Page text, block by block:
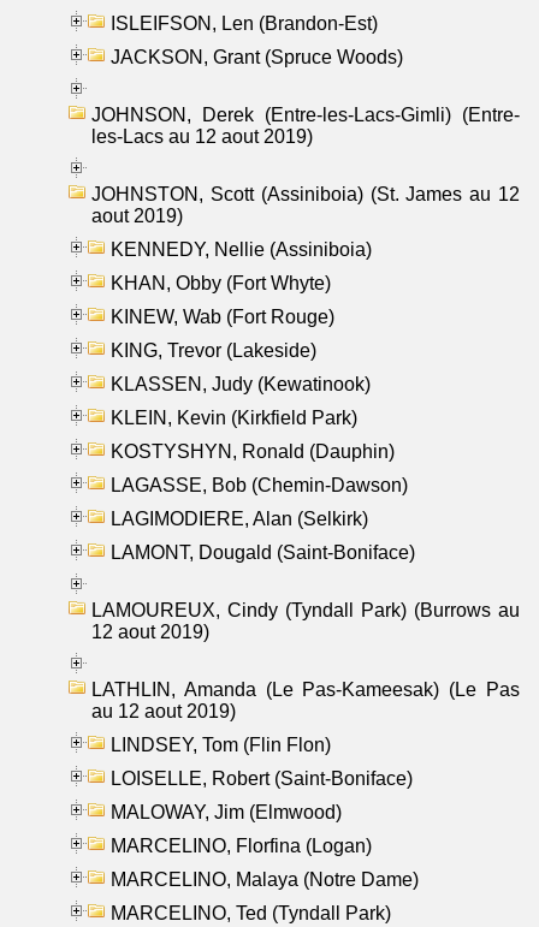
ISLEIFSON, Len (Brandon-Est)
JACKSON, Grant (Spruce Woods)
JOHNSON, Derek (Entre-les-Lacs-Gimli) (Entre-
les-Lacs au 12 aout 2019)
JOHNSTON, Scott (Assiniboia) (St. James au 12
aout 2019)
KENNEDY, Nellie (Assiniboia)
KHAN, Obby (Fort Whyte)
KINEW, Wab (Fort Rouge)
KING, Trevor (Lakeside)
KLASSEN, Judy (Kewatinook)
KLEIN, Kevin (Kirkfield Park)
KOSTYSHYN, Ronald (Dauphin)
LAGASSE, Bob (Chemin-Dawson)
LAGIMODIERE, Alan (Selkirk)
LAMONT, Dougald (Saint-Boniface)
LAMOUREUX, Cindy (Tyndall Park) (Burrows au
12 aout 2019)
LATHLIN, Amanda (Le Pas-Kameesak) (Le Pas
au 12 aout 2019)
LINDSEY, Tom (Flin Flon)
LOISELLE, Robert (Saint-Boniface)
MALOWAY, Jim (Elmwood)
MARCELINO, Florfina (Logan)
MARCELINO, Malaya (Notre Dame)
MARCELINO, Ted (Tyndall Park)